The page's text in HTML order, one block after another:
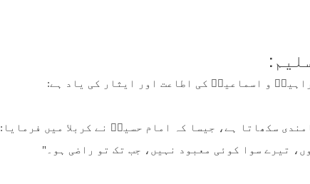
و اسماعیلؑ کی اطاعت اور ایثار کی یاد ہے:
سکھاتا ہے، جیسا کہ امام حسینؑ نے کربلا میں فرمایا:
تیرے سوا کوئی معبود نہیں، جب تک تو راضی ہو۔"